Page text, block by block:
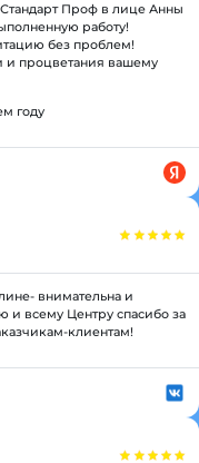
Проф в лице Анны
работу!
без проблем!
и процветания вашему
году
внимательна и
и всему Центру спасибо за
клиентам!